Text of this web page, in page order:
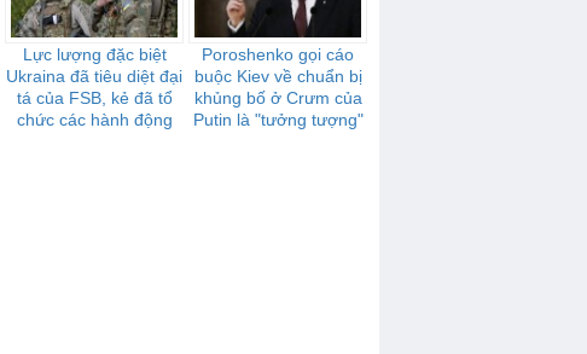
Lực lượng đặc biệt
Ukraina đã tiêu diệt đại
tá của FSB, kẻ đã tổ
chức các hành động
Poroshenko gọi cáo
buộc Kiev về chuẩn bị
khủng bố ở Crưm của
Putin là "tưởng tượng"